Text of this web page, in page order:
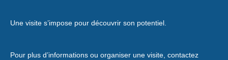
Une visite s’impose pour découvrir son potentiel.
Pour plus d’informations ou organiser une visite, contactez